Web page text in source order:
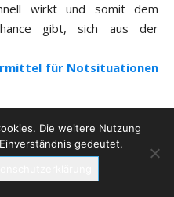
wirkt und somit dem
gibt, sich aus der
für Notsituationen
Max
daher wird ein effektiver
Schützen Sie sich wirksam
Die weitere Nutzung
gedeutet.